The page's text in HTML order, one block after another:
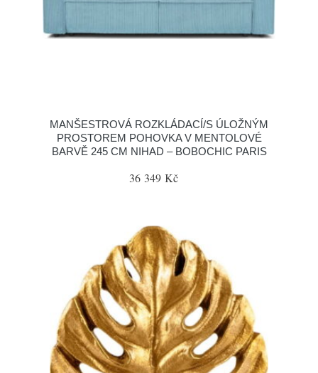
MANŠESTROVÁ ROZKLÁDACÍ/S ÚLOŽNÝM
PROSTOREM POHOVKA V MENTOLOVÉ
BARVĚ 245 CM NIHAD – BOBOCHIC PARIS
36 349 Kč